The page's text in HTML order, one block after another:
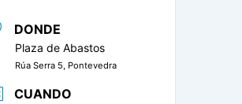
DONDE
Plaza de Abastos
Rúa Serra 5, Pontevedra
CUANDO